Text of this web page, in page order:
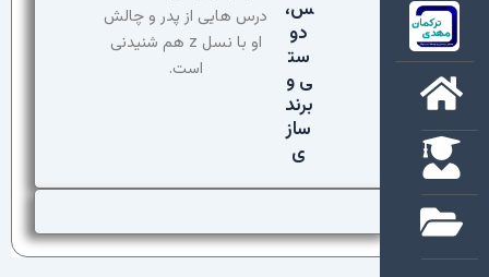
س،
دو
ست
ی و
برند
ساز
ی
درس هایی از پدر و چالش
او با نسل z هم شنیدنی
است.